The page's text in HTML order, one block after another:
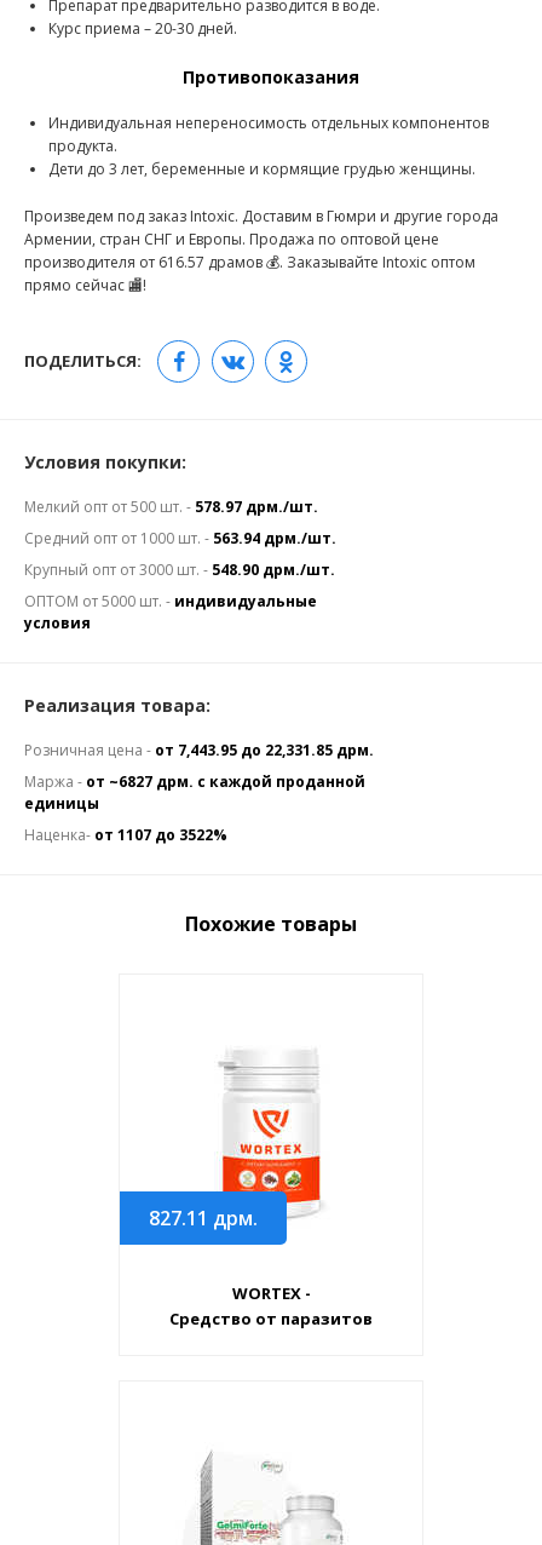
Препарат предварительно разводится в воде.
Курс приема – 20-30 дней.
Противопоказания
Индивидуальная непереносимость отдельных компонентов
продукта.
Дети до 3 лет, беременные и кормящие грудью женщины.
Произведем под заказ Intoxic. Доставим в Гюмри и другие города
Армении, стран СНГ и Европы. Продажа по оптовой цене
производителя от 616.57 драмов 💰. Заказывайте Intoxic оптом
прямо сейчас 🏬!
ПОДЕЛИТЬСЯ:
Условия покупки:
Мелкий опт от 500 шт. - 578.97 дрм./шт.
Средний опт от 1000 шт. - 563.94 дрм./шт.
Крупный опт от 3000 шт. - 548.90 дрм./шт.
ОПТОМ от 5000 шт. - индивидуальные
условия
Реализация товара:
Розничная цена - от 7,443.95 до 22,331.85 дрм.
Маржа - от ~6827 дрм. с каждой проданной
единицы
Наценка- от 1107 до 3522%
Похожие товары
827.11 дрм.
WORTEX -
Средство от паразитов